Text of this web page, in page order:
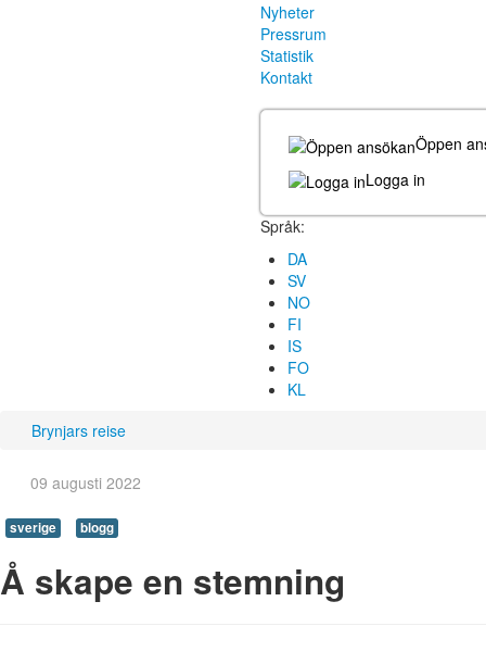
Nyheter
Pressrum
Statistik
Kontakt
Öppen
Logga in
Språk:
DA
SV
NO
FI
IS
FO
KL
Brynjars reise
09 augusti 2022
sverige blogg
Å skape en stemning